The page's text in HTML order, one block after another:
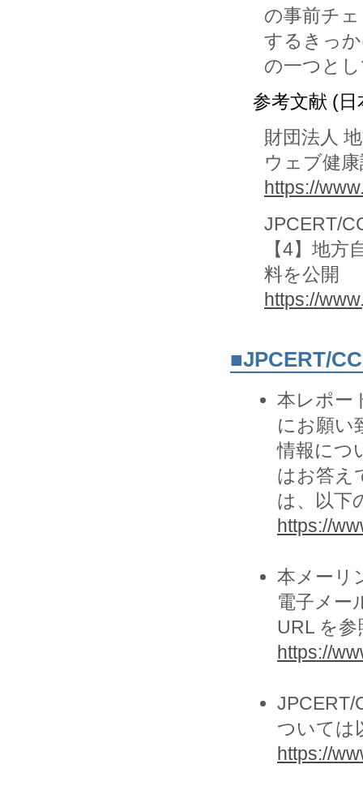
の事前チ
するきっ
の一つと
参考文献 (日
財団法人
ウェブ健
https://
JPCERT/
【4】地
料を公開
https://
■JPCERT/
本レポー
にお願い
情報につ
はお答え
は、以下
https://
本メーリ
電子メー
URL を
https://
JPCERT/
ついては
https://